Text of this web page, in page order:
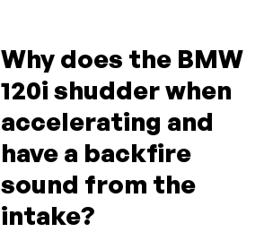
Why does the BMW
120i shudder when
accelerating and
have a backfire
sound from the
intake?